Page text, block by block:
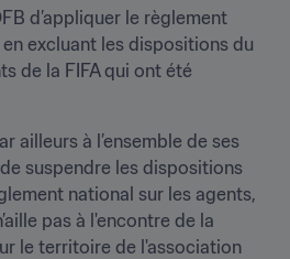
d’appliquer le règlement
excluant les dispositions du
de la FIFA qui ont été
ailleurs à l’ensemble de ses
suspendre les dispositions
national sur les agents,
pas à l'encontre de la
le territoire de l'association